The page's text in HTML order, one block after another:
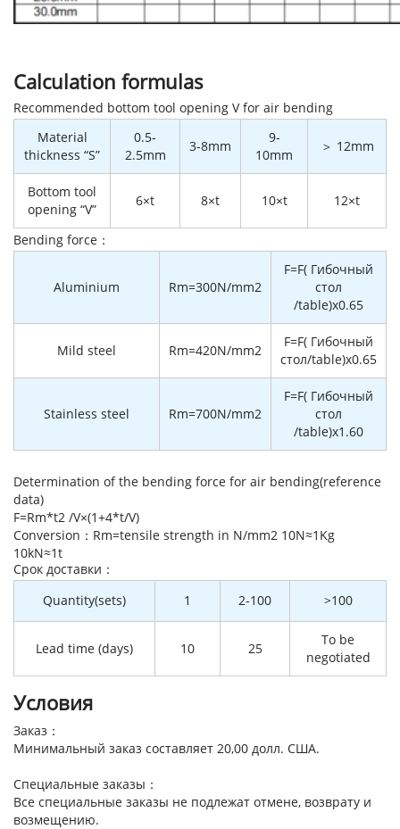
Calculation formulas
Recommended bottom tool opening V for air bending
Material
thickness “S”
0.5-
2.5mm
3-8mm
9-
10mm
＞ 12mm
Bottom tool
opening “V”
6×t 8×t 10×t 12×t
Bending force：
Aluminium Rm=300N/mm2
F=F( Гибочный
стол
/table)x0.65
Mild steel Rm=420N/mm2
F=F( Гибочный
стол/table)x0.65
Stainless steel Rm=700N/mm2
F=F( Гибочный
стол
/table)x1.60
Determination of the bending force for air bending(reference
data)
F=Rm*t2 /V×(1+4*t/V)
Conversion：Rm=tensile strength in N/mm2 10N≈1Kg
10kN≈1t
Cрок доставки：
Quantity(sets)
1 2-100 >100
Lead time (days) 10 25
To be
negotiated
Условия
Заказ：
Минимальный заказ составляет 20,00 долл. США.
Специальные заказы：
Все специальные заказы не подлежат отмене, возврату и
возмещению.